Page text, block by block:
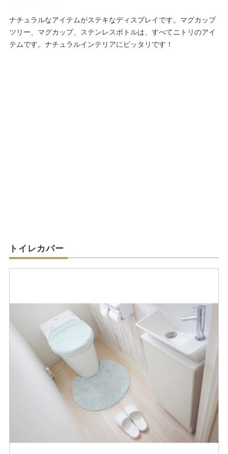
ナチュラルなアイテムがステキなディスプレイです。マグカップ
ツリー、マグカップ、ステンレスボトルは、すべてニトリのアイ
テムです。ナチュラルインテリアにピッタリです！
トイレカバー